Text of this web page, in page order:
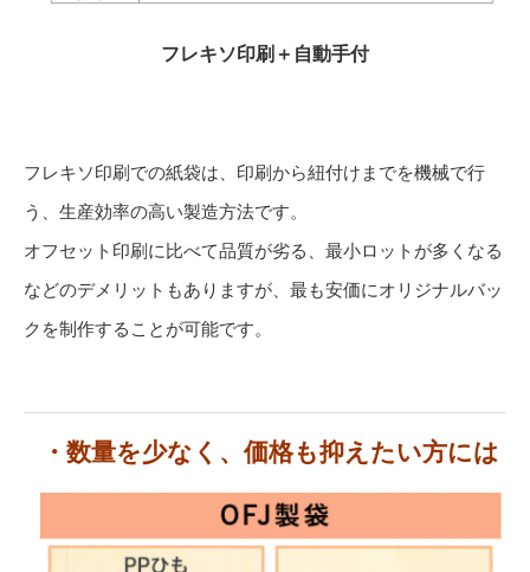
フレキソ印刷＋自動手付
フレキソ印刷での紙袋は、印刷から紐付けまでを機械で行
う、生産効率の高い製造方法です。
オフセット印刷に比べて品質が劣る、最小ロットが多くなる
などのデメリットもありますが、最も安価にオリジナルバッ
クを制作することが可能です。
・数量を少なく、価格も抑えたい方には